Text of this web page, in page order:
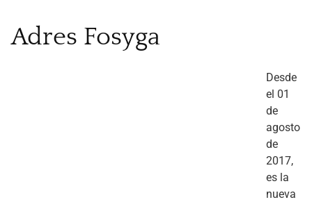
Adres Fosyga
Desde
el 01
de
agosto
de
2017,
es la
nueva